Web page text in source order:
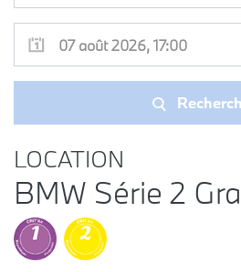
LOCATION
BMW Série 2